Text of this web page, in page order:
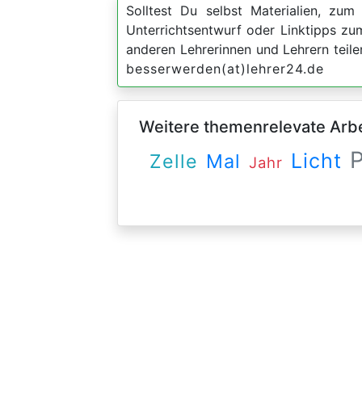
Solltest Du selbst Materialien,
Unterrichtsentwurf oder Linktipps
anderen Lehrerinnen und Lehrern
besserwerden(at)lehrer24.de
Weitere themenrelevate
Zelle Mal Jahr Licht